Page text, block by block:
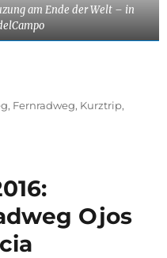
am Ende der Welt – in
, Fernradweg, Kurztrip,
Ojos